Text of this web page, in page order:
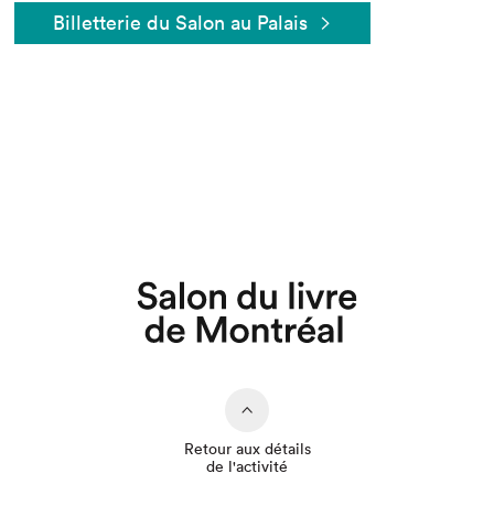
Billetterie du Salon au Palais
Retour aux détails
de l'activité